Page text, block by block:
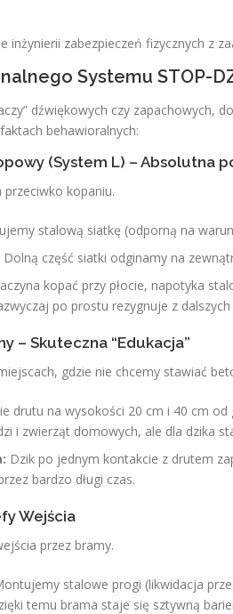
inżynierii zabezpieczeń fizycznych z
Systemu STOP-
dźwiękowych czy zapachowych,
behawioralnych:
(System L) – Absolutna
kopaniu.
stalową siatkę (odporną na
Dolną część siatki odginamy na
kopać przy płocie, napotyka
po prostu rezygnuje z dalszych
– Skuteczna “Edukacja”
gdzie nie chcemy stawiać
drutu na wysokości 20 cm i 40 cm
i zwierząt domowych, ale dla dzika
Dzik po jednym kontakcie z drutem
bardzo długi czas.
Wejścia
przez bramy.
stalowe progi (likwidacja
temu brama staje się sztywną